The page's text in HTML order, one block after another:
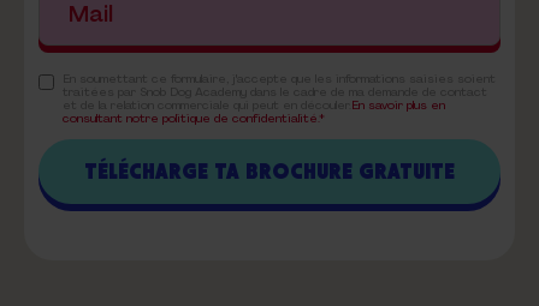
En savoir plus en
consultant notre politique de confidentialité.*